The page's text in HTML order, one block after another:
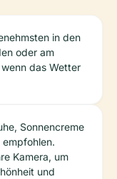
in den
oder am
das Wetter
Sonnencreme
Kamera, um
und